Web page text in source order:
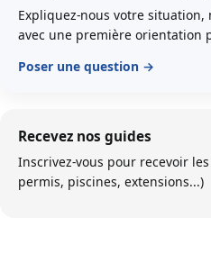
Expliquez-nous votre situation,
avec une première orientation
Poser une question
Recevez nos guides
Inscrivez-vous pour recevoir
permis, piscines, extensions...)